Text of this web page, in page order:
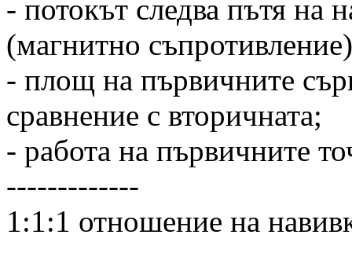
- потокът следва пътя на
(магнитно съпротивление)
- площ на първичните
сравнение с вторичната;
- работа на първичните
-------------
1:1:1 отношение на